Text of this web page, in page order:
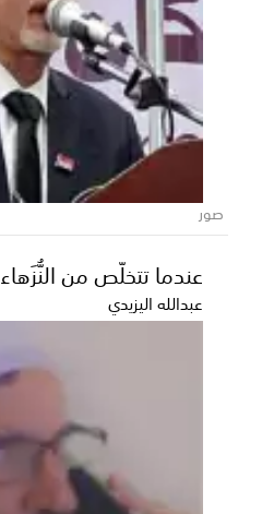
أمير الشعراء برعاية
شهدت العاصمة عدن صباح
التسجيلية لمرحلة الـ16 من مسابقة أمير الشعراء، وسط أ...
صور
عندما تتخلّص من
عبدالله اليزيدي